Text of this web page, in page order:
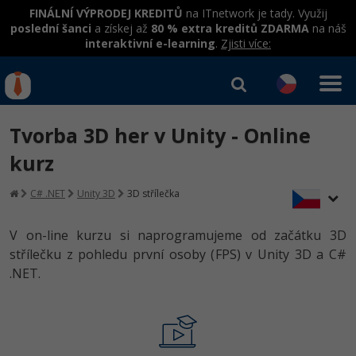
FINÁLNÍ VÝPRODEJ KREDITŮ na ITnetwork je tady. Využij
poslední šanci a získej až 80 % extra kreditů ZDARMAna náš
interaktivní e-learning. Zjisti více:
Workshopy zdarma
Umělá inteligence v praxi
Školení
Umělá inteligence
Kurzy IT profesí
Programátor WWW aplikací
Front-end developer
Kurzy programování
Jak začít?
Přihlásit se|Registrovat
Tvorba 3D her v Unity - Online
kurz
C# .NET Unity 3D 3D střílečka
V on-line kurzu si naprogramujeme od začátku 3D
střílečku z pohledu první osoby (FPS) v Unity 3D a C#
.NET.